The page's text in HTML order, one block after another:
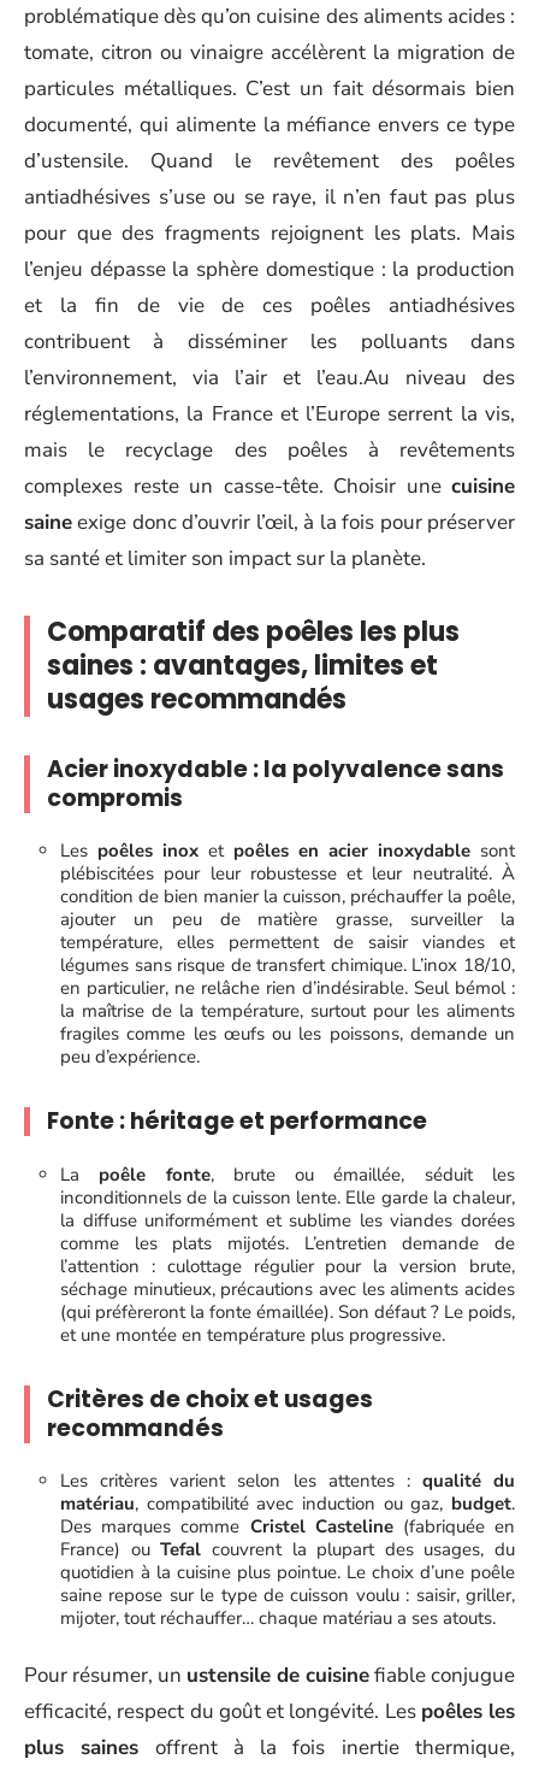
problématique dès qu’on cuisine des aliments acides :
tomate, citron ou vinaigre accélèrent la migration de
particules métalliques. C’est un fait désormais bien
documenté, qui alimente la méfiance envers ce type
d’ustensile. Quand le revêtement des poêles
antiadhésives s’use ou se raye, il n’en faut pas plus
pour que des fragments rejoignent les plats. Mais
l’enjeu dépasse la sphère domestique : la production
et la fin de vie de ces poêles antiadhésives
contribuent à disséminer les polluants dans
l’environnement, via l’air et l’eau.Au niveau des
réglementations, la France et l’Europe serrent la vis,
mais le recyclage des poêles à revêtements
complexes reste un casse-tête. Choisir une cuisine
saineexige donc d’ouvrir l’œil, à la fois pour préserver
sa santé et limiter son impact sur la planète.
Comparatif des poêles les plus
saines : avantages, limites et
usages recommandés
Acier inoxydable : la polyvalence sans
compromis
Les poêles inox et poêles en acier inoxydable sont
plébiscitées pour leur robustesse et leur neutralité. À
condition de bien manier la cuisson, préchauffer la poêle,
ajouter un peu de matière grasse, surveiller la
température, elles permettent de saisir viandes et
légumes sans risque de transfert chimique. L’inox 18/10,
en particulier, ne relâche rien d’indésirable. Seul bémol :
la maîtrise de la température, surtout pour les aliments
fragiles comme les œufs ou les poissons, demande un
peu d’expérience.
Fonte : héritage et performance
La poêle fonte, brute ou émaillée, séduit les
inconditionnels de la cuisson lente. Elle garde la chaleur,
la diffuse uniformément et sublime les viandes dorées
comme les plats mijotés. L’entretien demande de
l’attention : culottage régulier pour la version brute,
séchage minutieux, précautions avec les aliments acides
(qui préfèreront la fonte émaillée). Son défaut ? Le poids,
et une montée en température plus progressive.
Critères de choix et usages
recommandés
Les critères varient selon les attentes : qualité du
matériau, compatibilité avec induction ou gaz, budget.
Des marques comme Cristel Casteline(fabriquée en
France) ouTefal couvrent la plupart des usages, du
quotidien à la cuisine plus pointue. Le choix d’une poêle
saine repose sur le type de cuisson voulu : saisir, griller,
mijoter, tout réchauffer… chaque matériau a ses atouts.
Pour résumer, un ustensile de cuisinefiable conjugue
efficacité, respect du goût et longévité. Les poêles les
plus saines offrent à la fois inertie thermique,